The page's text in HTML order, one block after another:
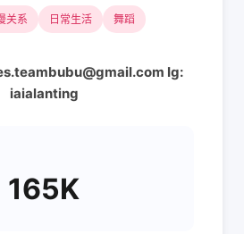
关系 日常生活 舞蹈
Ig:
iaialanting
165K